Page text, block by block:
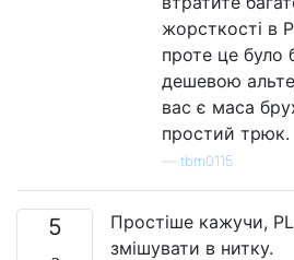
жорсткості в
проте це було
дешевою
вас є маса
простий трюк.
tbm0115
5
Простіше кажучи,
змішувати в нитку.